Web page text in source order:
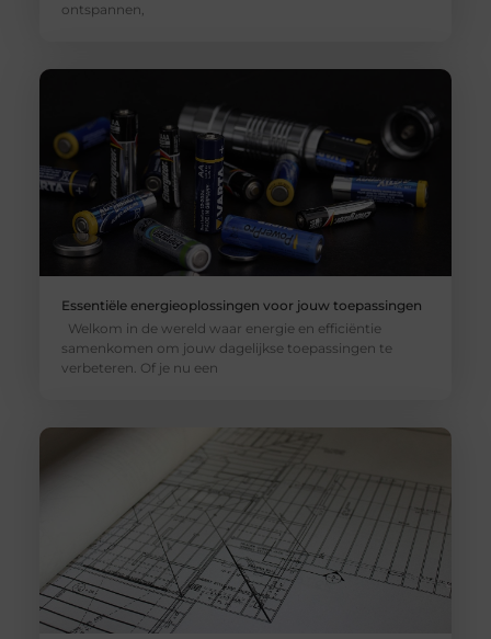
ontspannen,
Essentiële energieoplossingen voor jouw toepassingen
Welkom in de wereld waar energie en efficiëntie
samenkomen om jouw dagelijkse toepassingen te
verbeteren. Of je nu een